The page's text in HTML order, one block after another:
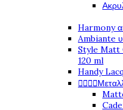
Harmony
Ambiante
Style Matt
120 ml
Handy
